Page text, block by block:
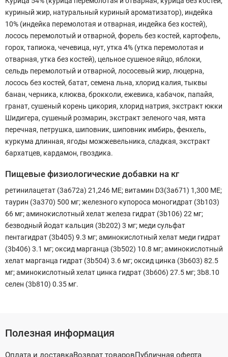
куриный жир, натуральный куриный ароматизатор), индейка
10% (индейка перемолотая и отварная, индейка без костей),
лосось перемолотый и отварной, форель без костей, картофель,
горох, тапиока, чечевица, нут, утка 4% (утка перемолотая и
отварная, утка без костей), цельное сушеное яйцо, яблоки,
сельдь перемолотый и отварной, лососевый жир, люцерна,
лосось без костей, батат, семена льна, хлорид калия, тыквы
банан, черника, клюква, брокколи, ежевика, кабачок, папайя,
гранат, сушеный корень цикория, хлорид натрия, экстракт юкки
Шидигера, сушеный розмарин, экстракт зеленого чая, мята
перечная, петрушка, шиповник, шиповник имбирь, фенхель,
куркума длинная, ягоды можжевельника, сладкая, экстракт
бархатцев, кардамон, гвоздика.
Пищевые физиологические добавки на кг
ретинилацетат (3a672a) 21,246 МЕ; витамин D3(3a671) 1,300 МЕ;
таурин (3a370) 500 мг; железного купороса моногидрат (3b103)
66 мг; аминокислотный хелат железа гидрат (3b106) 22 мг;
безводный йодат кальция (3b202) 3 мг; меди сульфат
пентагидрат (3b405) 9.3 мг; аминокислотный хелат меди гидрат
(3b406) 3.1 мг; оксид марганца (3b502) 10.8 мг; аминокислотный
хелат марганца гидрат (3b504) 3.6 мг; оксид цинка (3b603) 82.5
мг; аминокислотный хелат цинка гидрат (3b606) 27.5 мг; 3b8.10
селен (3b810) 0.35 мг.
Полезная информация
Оплата и доставкаВозврат товаровПубличная оферта